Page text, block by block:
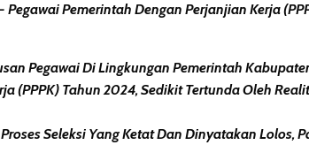
Pegawai Pemerintah Dengan Perjanjian Kerja
Pegawai Di Lingkungan Pemerintah
(PPPK) Tahun 2024, Sedikit Tertunda Oleh
Seleksi Yang Ketat Dan Dinyatakan Lolos,